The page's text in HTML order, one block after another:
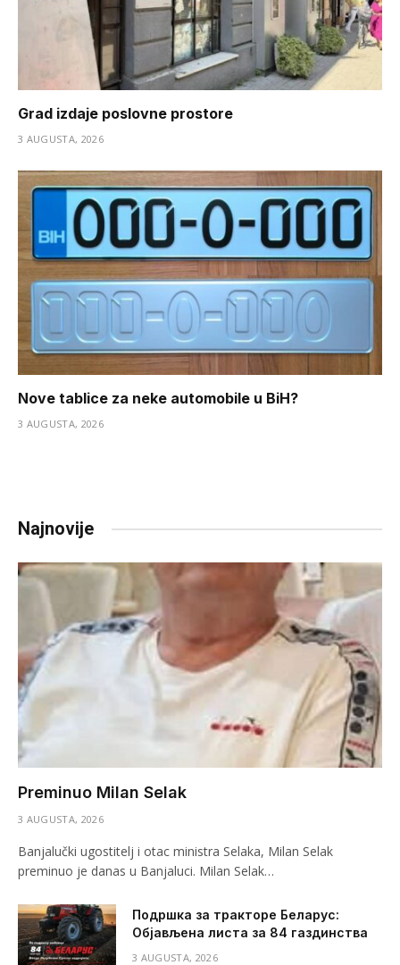
Grad izdaje poslovne prostore
3 AUGUSTA, 2026
Nove tablice za neke automobile u BiH?
3 AUGUSTA, 2026
Najnovije
Preminuo Milan Selak
3 AUGUSTA, 2026
Banjalučki ugostitelj i otac ministra Selaka, Milan Selak
preminuo je danas u Banjaluci. Milan Selak…
Подршка за тракторе Беларус:
Објављена листа за 84 газдинства
3 AUGUSTA, 2026